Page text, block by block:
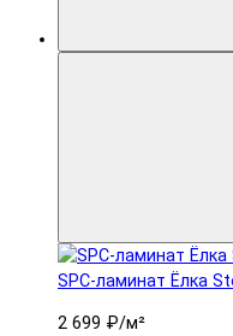
SPC-ламинат Ëлка
2 699 ₽/м²